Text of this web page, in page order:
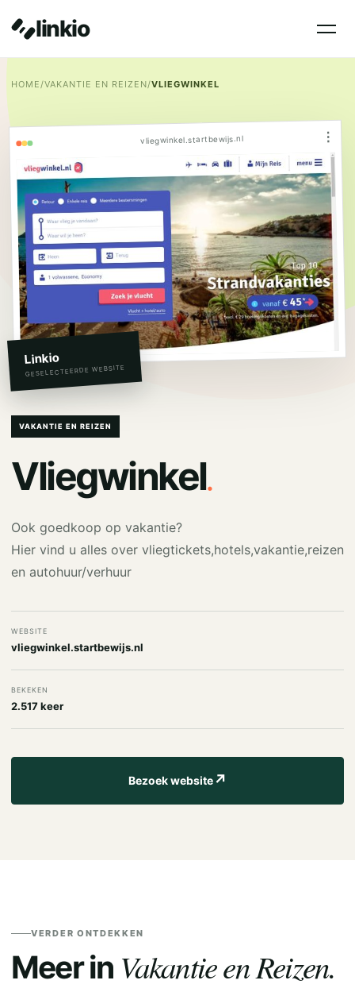
linkio
HOME/VAKANTIE EN REIZEN/VLIEGWINKEL
vliegwinkel.startbewijs.nl ⋮
Linkio
GESELECTEERDE WEBSITE
VAKANTIE EN REIZEN
Vliegwinkel.
Ook goedkoop op vakantie?
Hier vind u alles over vliegtickets,hotels,vakantie,reizen
en autohuur/verhuur
WEBSITE
vliegwinkel.startbewijs.nl
BEKEKEN
2.517 keer
Bezoek website↗
VERDER ONTDEKKEN
Meer in Vakantie en Reizen.